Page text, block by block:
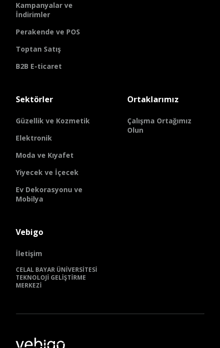
Kampanyalar ve
İndirimler
Perakende ve POS
Toptan Satış
B2B E-ticaret
Sektörler
Güzellik ve Kozmetik
Elektronik
Moda ve Kıyafet
Yiyecek ve İçecek
Ev Dekorasyonu ve
Mobilya
Ortaklarımız
Çalışma Ortağımız
Olun
Vebigo
İletişim
CELAL BAYAR ÜNİVERSİTESİ
TEKNOLOJİ GELİŞTİRME
MERKEZİ